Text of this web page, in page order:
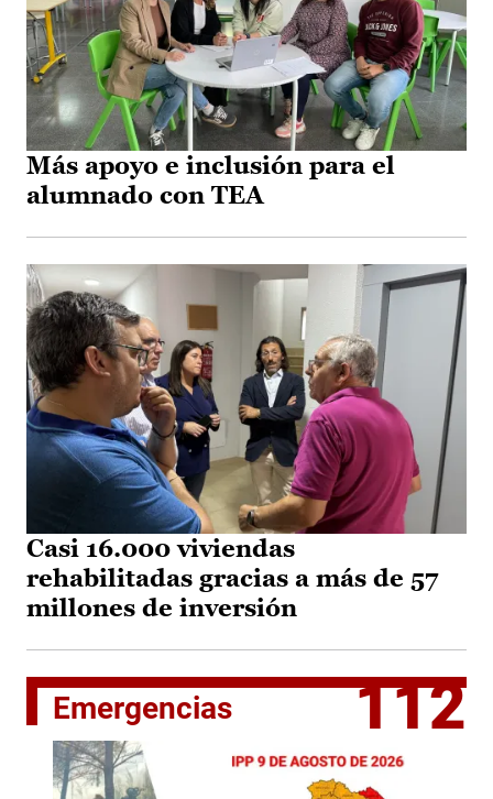
Más apoyo e inclusión para el
alumnado con TEA
Casi 16.000 viviendas
rehabilitadas gracias a más de 57
millones de inversión
Emergencias 112